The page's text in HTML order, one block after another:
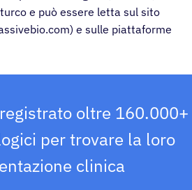
e può essere letta sul sito
e sulle piattaforme
oltre 160.000+
per trovare la loro
clinica